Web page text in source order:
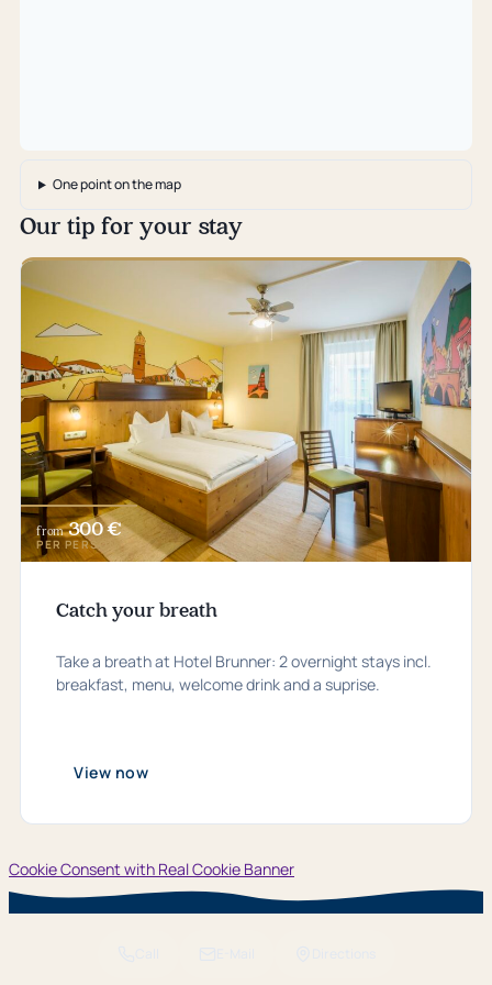
One point on the map
Our tip for your stay
from 300 €
PER PERSON
Catch your breath
Take a breath at Hotel Brunner: 2 overnight stays incl.
breakfast, menu, welcome drink and a suprise.
View now
Cookie Consent with Real Cookie Banner